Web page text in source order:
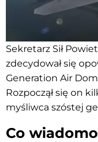
Sekretarz Sił
zdecydował się
Generation Air
Rozpoczął się on
myśliwca szóstej
Co wiadomo